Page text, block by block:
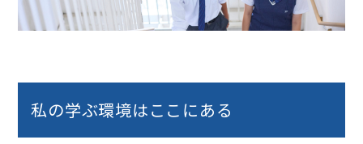
私の学ぶ環境はここにある